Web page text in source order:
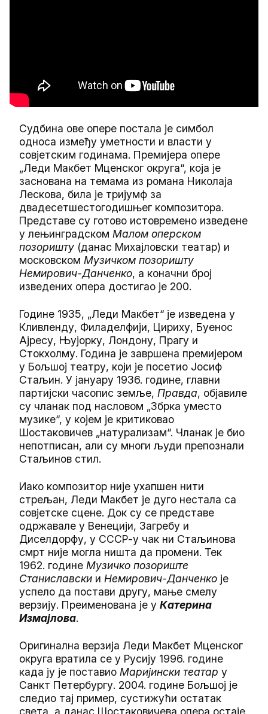
Судбина ове опере постала је симбол
односа између уметности и власти у
совјетским годинама. Премијера опере
„Леди Макбет Мценског округа“, која је
заснована на темама из романа Николаја
Лескова, била је тријумф за
двадесетшестогодишњег композитора.
Представе су готово истовремено изведене
у лењинградском Малом оперском
позоришту (данас Михајловски театар) и
московском Музичком позоришту
Немирович-Данченко, а коначни број
изведених опера достигао је 200.
Године 1935, „Леди Макбет“ је изведена у
Кливленду, Филаделфији, Цириху, Буенос
Ајресу, Њујорку, Лондону, Прагу и
Стокхолму. Година је завршена премијером
у Бољшој театру, који је посетио Јосиф
Стаљин. У јануару 1936. године, главни
партијски часопис земље, Правда, објавиле
су чланак под насловом „Збрка уместо
музике“, у којем је критиковао
Шостаковичев „натурализам“. Чланак је био
непотписан, али су многи људи препознали
Стаљинов стил.
Иако композитор није ухапшен нити
стрељан, Леди Макбет је дуго нестала са
совјетске сцене. Док су се представе
одржавале у Венецији, Загребу и
Диселдорфу, у СССР-у чак ни Стаљинова
смрт није могла ништа да промени. Тек
1962. године Музичко позориште
Станиславски и Немирович-Данченко је
успело да постави другу, мање смелу
верзију. Преименована је у Катерина
Измајлова.
Оригинална верзија Леди Макбет Мценског
округа вратила се у Русију 1996. године
када ју је поставио Маријински театар у
Санкт Петербургу. 2004. године Бољшој је
следио тај пример, сустижући остатак
света, а данас Шостаковичева опера остаје